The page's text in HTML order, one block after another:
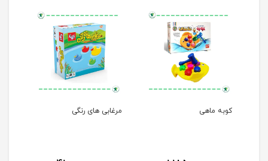
کوبه ماهی مرغابی های رنگی